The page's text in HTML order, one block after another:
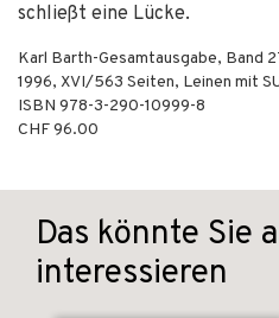
schließt eine Lücke.
Karl Barth-Gesamtausgabe, Band
1996, XVI/563 Seiten, Leinen mit
ISBN 978-3-290-10999-8
CHF 96.00
Das könnte Sie
interessieren